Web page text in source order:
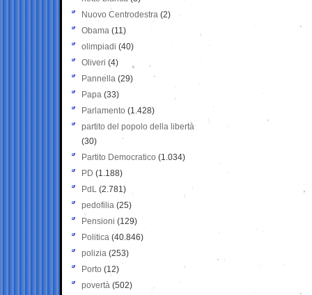
Nuovo Centrodestra (2)
Obama (11)
olimpiadi (40)
Oliveri (4)
Pannella (29)
Papa (33)
Parlamento (1.428)
partito del popolo della libertà
(30)
Partito Democratico (1.034)
PD (1.188)
PdL (2.781)
pedofilia (25)
Pensioni (129)
Politica (40.846)
polizia (253)
Porto (12)
povertà (502)